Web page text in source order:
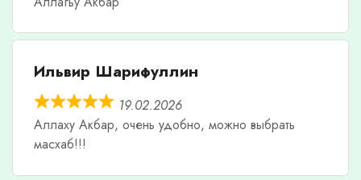
Ильвир Шарифуллин
19.02.2026
Аллаху Акбар, очень удобно, можно выбрать
масхаб!!!